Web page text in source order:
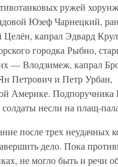
ружей
Юзеф Чарнецкий,
Целён, капрал Эдвард
городка Рыбно,
— Влодзимеж, капрал
Петрович и Петр Урбан,
Америке. Подпоручника
несли на плащ-
после трех неудачных
дело. Пока
не могло быть и речи